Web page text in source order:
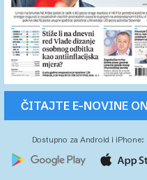
ČITAJTE E-NOVINE
Dostupno za Android i iPhone: